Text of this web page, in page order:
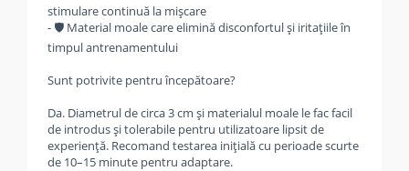
stimulare continuă la mișcare
- 🛡️ Material moale care elimină disconfortul și iritațiile în
timpul antrenamentului
Sunt potrivite pentru începătoare?
Da. Diametrul de circa 3 cm și materialul moale le fac facil
de introdus și tolerabile pentru utilizatoare lipsit de
experiență. Recomand testarea inițială cu perioade scurte
de 10–15 minute pentru adaptare.